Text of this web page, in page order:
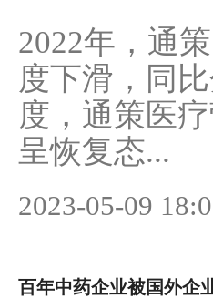
2022年，通
度下滑，同
度，通策医
呈恢复态...
2023-05-09
百年中药企业被国外企